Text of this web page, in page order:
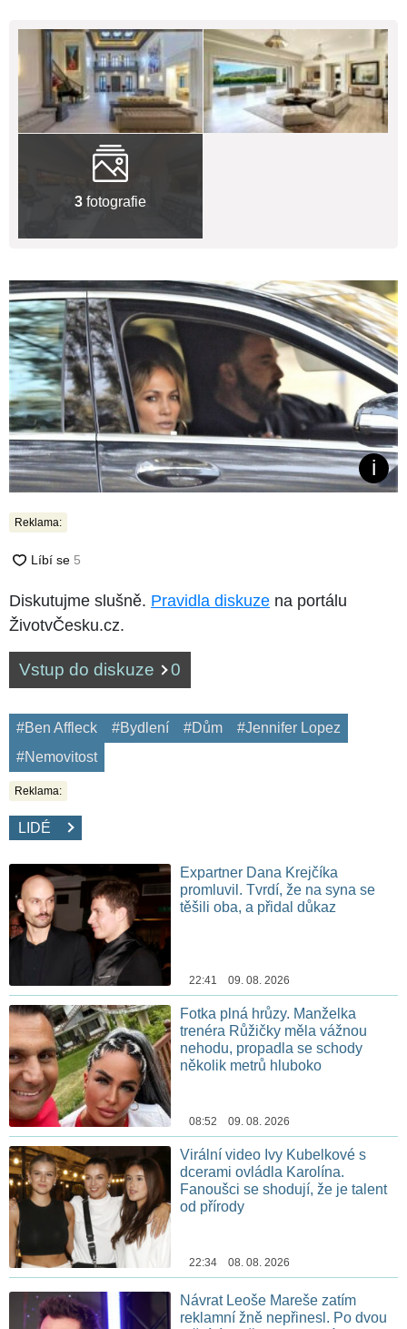
3 fotografie
Reklama:
Diskutujme slušně. Pravidla diskuze na portálu
ŽivotvČesku.cz.
Vstup do diskuze 0
#Ben Affleck #Bydlení #Dům
#Jennifer Lopez
#Nemovitost
Reklama:
LIDÉ
Expartner Dana Krejčíka
promluvil. Tvrdí, že na syna se
těšili oba, a přidal důkaz
22:41 09. 08. 2026
Fotka plná hrůzy. Manželka
trenéra Růžičky měla vážnou
nehodu, propadla se schody
několik metrů hluboko
08:52 09. 08. 2026
Virální video Ivy Kubelkové s
dcerami ovládla Karolína.
Fanoušci se shodují, že je talent
od přírody
22:34 08. 08. 2026
Návrat Leoše Mareše zatím
reklamní žně nepřinesl. Po dvou